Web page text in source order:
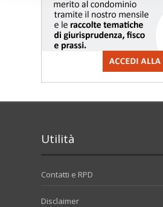
Utilità
Contatti e RPD
Disclaimer